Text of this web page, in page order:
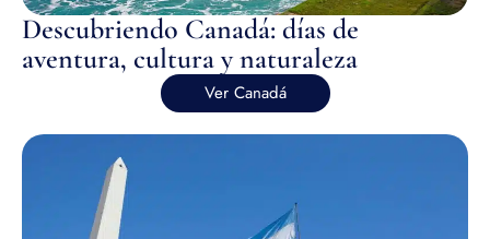
Descubriendo Canadá: días de
aventura, cultura y naturaleza
Ver Canadá